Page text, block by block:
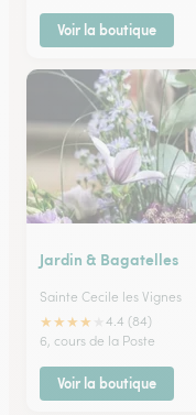
Voir la boutique
Jardin & Bagatelles
Sainte Cecile les Vignes
★★★★
4.4 (84)
6, cours de la Poste
Voir la boutique